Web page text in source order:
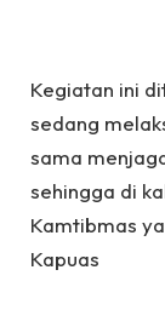
Kegiatan ini
sedang
sama
sehingga di
Kamtibmas
Kapuas